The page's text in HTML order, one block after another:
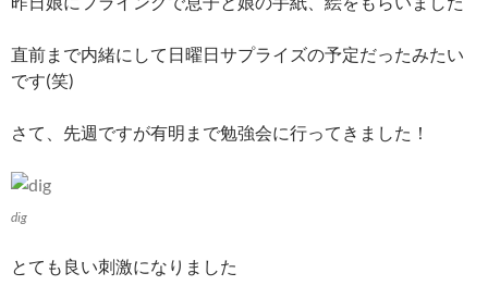
直前まで内緒にして日曜日サプライズの予定だったみたい
です(笑)
さて、先週ですが有明まで勉強会に行ってきました！
dig
とても良い刺激になりました